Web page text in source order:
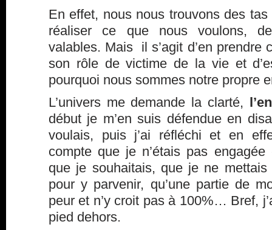
En effet, nous nous trouvons des tas
réaliser ce que nous voulons,
valables. Mais il s’agit d’en prendre
son rôle de victime de la vie et
pourquoi nous sommes notre propre
L’univers me demande la clarté,
début je m’en suis défendue en
voulais, puis j’ai réfléchi et en
compte que je n’étais pas
que je souhaitais, que je ne
pour y parvenir, qu’une partie de
peur et n’y croit pas à 100%… Bref,
pied dehors.